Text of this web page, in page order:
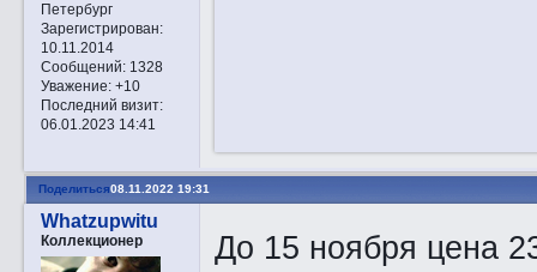
Петербург
Зарегистрирован:
10.11.2014
Сообщений:1328
Уважение: +10
Последний визит:
06.01.2023 14:41
Поделиться08.11.2022 19:31
Whatzupwitu
Коллекционер До 15 ноября цена